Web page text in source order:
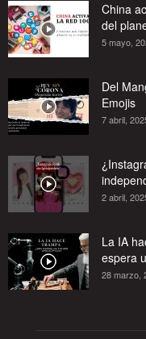
China
del
5 mayo,
Del
Emojis
7 abril,
2 abril,
La IA
espera
28 marzo,